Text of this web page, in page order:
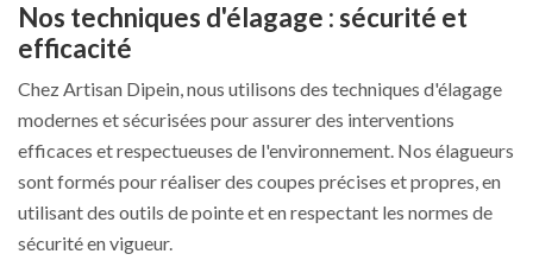
Nos techniques d'élagage : sécurité et
efficacité
Chez Artisan Dipein, nous utilisons des techniques d'élagage
modernes et sécurisées pour assurer des interventions
efficaces et respectueuses de l'environnement. Nos élagueurs
sont formés pour réaliser des coupes précises et propres, en
utilisant des outils de pointe et en respectant les normes de
sécurité en vigueur.